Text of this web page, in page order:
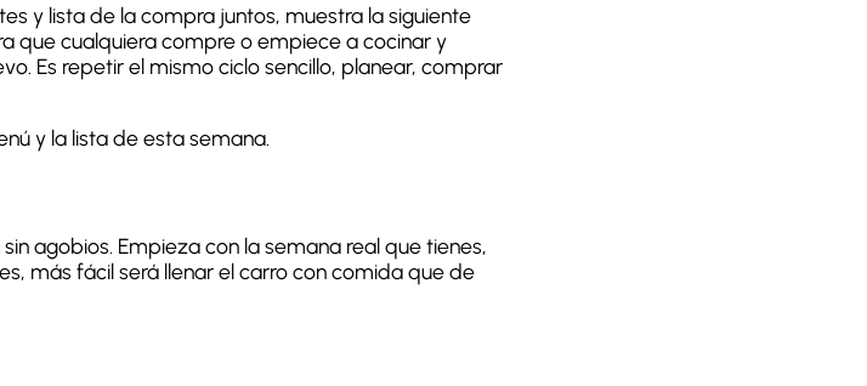
y lista de la compra juntos, muestra la siguiente
que cualquiera compre o empiece a cocinar y
Es repetir el mismo ciclo sencillo, planear, comprar
y la lista de esta semana.
agobios. Empieza con la semana real que tienes,
más fácil será llenar el carro con comida que de